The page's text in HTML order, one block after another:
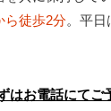
ら徒歩2分。平日